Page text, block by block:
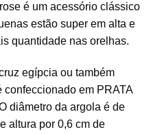
é um acessório clássico
estão super em alta e
quantidade nas orelhas.
egípcia ou também
em PRATA
diâmetro da argola é de
altura por 0,6 cm de